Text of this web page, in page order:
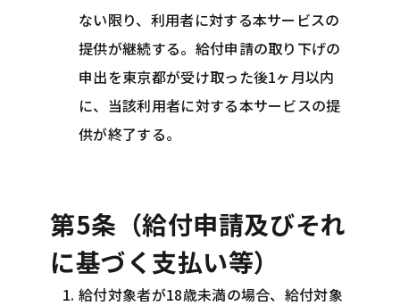
ない限り、利用者に対する本サービスの
提供が継続する。給付申請の取り下げの
申出を東京都が受け取った後1ヶ月以内
に、当該利用者に対する本サービスの提
供が終了する。
第5条（給付申請及びそれ
に基づく支払い等）
給付対象者が18歳未満の場合、給付対象